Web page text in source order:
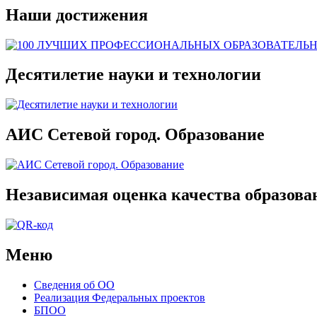
Наши достижения
Десятилетие науки и технологии
АИС Сетевой город. Образование
Независимая оценка качества
Меню
Сведения об ОО
Реализация Федеральных проектов
БПОО